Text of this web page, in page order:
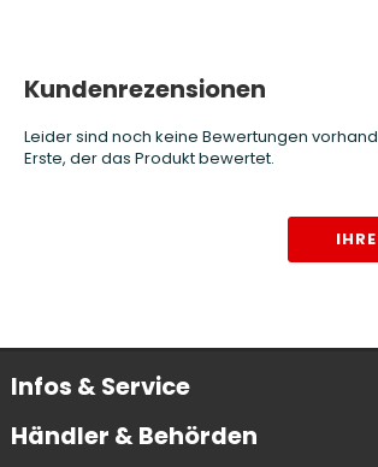
Kundenrezensionen
Leider sind noch keine Bewertungen
Erste, der das Produkt bewertet.
Infos & Service
Händler & Behörden